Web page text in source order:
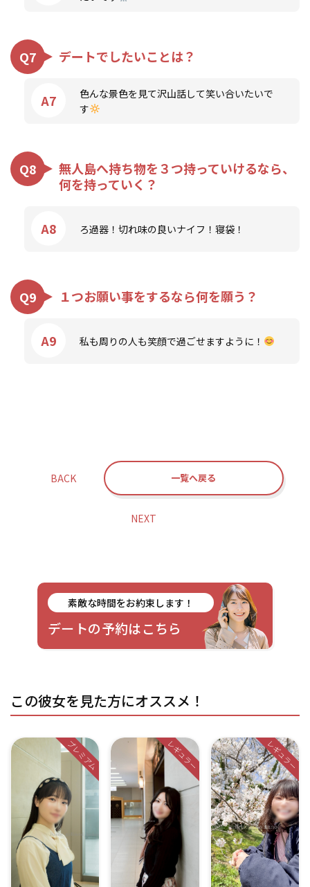
Q7 デートでしたいことは？
色んな景色を見て沢山話して笑い合いたいで
す
A7
Q8
無人島へ持ち物を３つ持っていけるなら、
何を持っていく？
ろ過器！切れ味の良いナイフ！寝袋！
A8
Q9 １つお願い事をするなら何を願う？
私も周りの人も笑顔で過ごせますように！
A9
BACK 一覧へ戻る
NEXT
素敵な時間をお約束します！
デートの予約はこちら
この彼女を見た方にオススメ！
プレミアム レギュラー レギュラー